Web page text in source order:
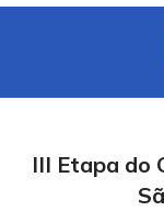
III Etapa do